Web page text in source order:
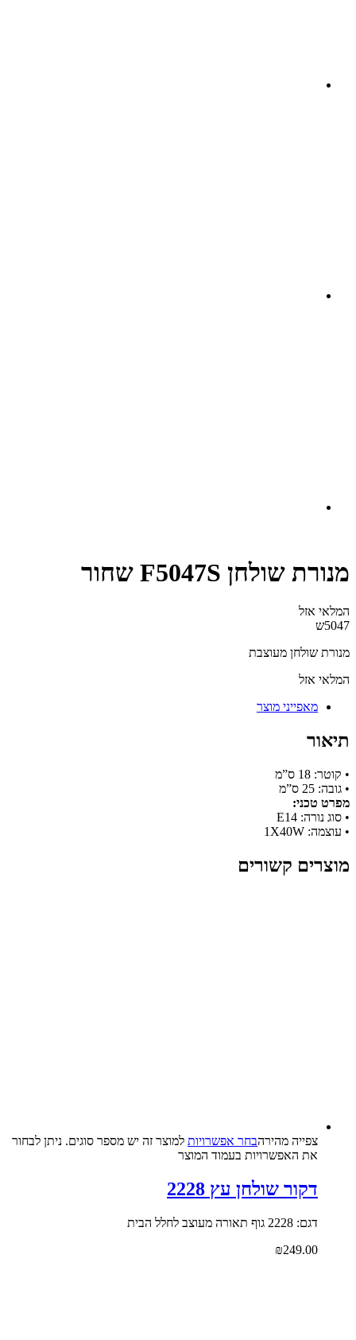
מנורת שולחן F5047S שחור
המלאי אזל
5047ש
מנורת שולחן מעוצבת
המלאי אזל
מאפייני מוצר
תיאור
• קוטר: 18 ס”מ
• גובה: 25 ס”מ
מפרט טכני:
• סוג נורה: E14
• עוצמה: 1X40W
מוצרים קשורים
צפייה‬ ‫מהירה‬בחר אפשרויות למוצר זה יש מספר סוגים. ניתן לבחור
את האפשרויות בעמוד המוצר
דקור שולחן עץ 2228
דגם: 2228 גוף תאורה מעוצב לחלל הבית
₪249.00